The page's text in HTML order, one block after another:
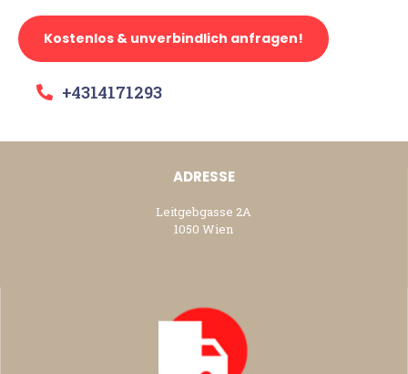
Kostenlos & unverbindlich anfragen!
+4314171293
ADRESSE
Leitgebgasse 2A
1050 Wien